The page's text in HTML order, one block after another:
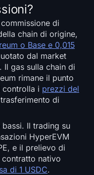
di
chain di origine,
o Base e 0,015
dal market
Il gas sulla chain di
rimane il punto
controlla i prezzi del
di
Il trading su
HyperEVM
e il prelievo di
nativo
di 1 USDC.